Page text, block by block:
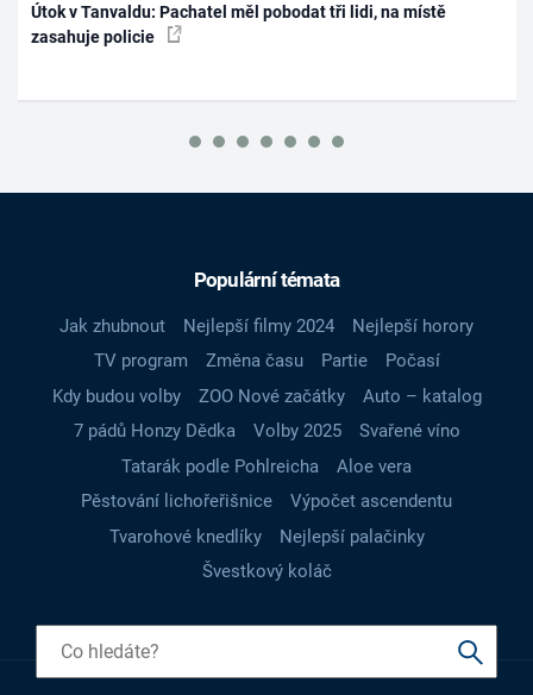
Útok v Tanvaldu: Pachatel měl pobodat tři lidi, na místě
zasahuje policie
Populární témata
Jak zhubnout Nejlepší filmy 2024
Nejlepší horory
TV program
Změna času Partie
Počasí
Kdy budou volby
ZOO Nové začátky
Auto – katalog
7 pádů Honzy Dědka
Volby 2025
Svařené víno
Tatarák podle Pohlreicha
Aloe vera
Pěstování lichořeřišnice
Výpočet ascendentu
Tvarohové knedlíky
Nejlepší palačinky
Švestkový koláč